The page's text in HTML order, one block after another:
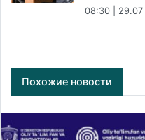
08:30 | 29.07
Похожие новости